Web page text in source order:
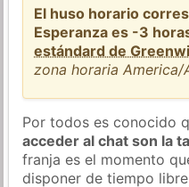
El huso horario
Esperanza es -3
estándard de
zona horaria America/
Por todos es conocido
acceder al chat son la
franja es el momento
disponer de tiempo